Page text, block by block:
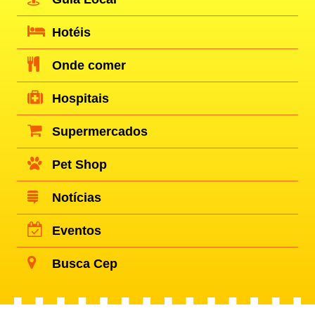
Hotéis
Onde comer
Hospitais
Supermercados
Pet Shop
Notícias
Eventos
Busca Cep